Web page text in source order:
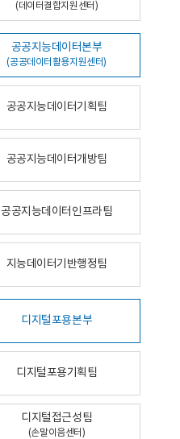
(데이터결합지원센터)
공공지능데이터본부
(공공데이터활용지원센터)
공공지능데이터기획팀
공공지능데이터개방팀
공공지능데이터인프라팀
지능데이터기반행정팀
디지털포용본부
디지털포용기획팀
디지털접근성팀
(손말이음센터)